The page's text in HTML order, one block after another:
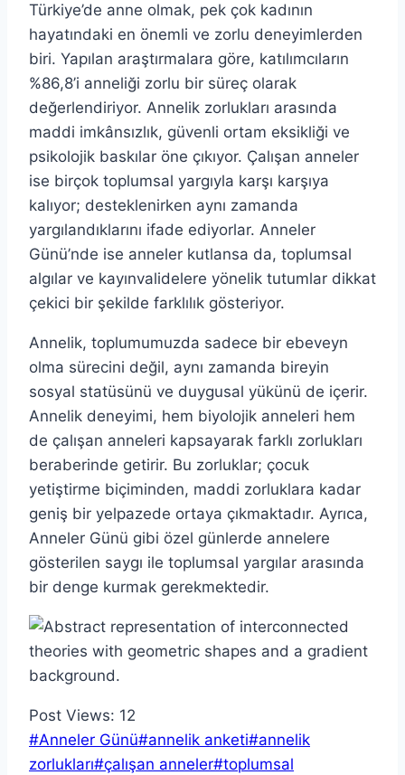
Türkiye’de anne olmak, pek çok kadının
hayatındaki en önemli ve zorlu deneyimlerden
biri. Yapılan araştırmalara göre, katılımcıların
%86,8’i anneliği zorlu bir süreç olarak
değerlendiriyor. Annelik zorlukları arasında
maddi imkânsızlık, güvenli ortam eksikliği ve
psikolojik baskılar öne çıkıyor. Çalışan anneler
ise birçok toplumsal yargıyla karşı karşıya
kalıyor; desteklenirken aynı zamanda
yargılandıklarını ifade ediyorlar. Anneler
Günü’nde ise anneler kutlansa da, toplumsal
algılar ve kayınvalidelere yönelik tutumlar dikkat
çekici bir şekilde farklılık gösteriyor.
Annelik, toplumumuzda sadece bir ebeveyn
olma sürecini değil, aynı zamanda bireyin
sosyal statüsünü ve duygusal yükünü de içerir.
Annelik deneyimi, hem biyolojik anneleri hem
de çalışan anneleri kapsayarak farklı zorlukları
beraberinde getirir. Bu zorluklar; çocuk
yetiştirme biçiminden, maddi zorluklara kadar
geniş bir yelpazede ortaya çıkmaktadır. Ayrıca,
Anneler Günü gibi özel günlerde annelere
gösterilen saygı ile toplumsal yargılar arasında
bir denge kurmak gerekmektedir.
Post Views: 12
Post
Tags:
#Anneler Günü#annelik anketi#annelik
zorlukları#çalışan anneler#toplumsal